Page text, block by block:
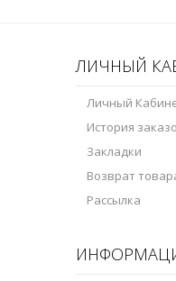
ЛИЧНЫЙ
Личный
История
Закладки
Возврат
Рассылка